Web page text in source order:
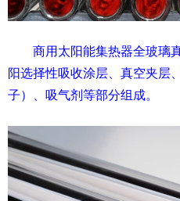
商用太阳能集热器全玻璃
阳选择性吸收涂层、真空夹层
子）、吸气剂等部分组成。